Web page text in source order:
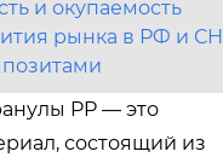
и окупаемость
рынка в РФ и
PP — это
состоящий из